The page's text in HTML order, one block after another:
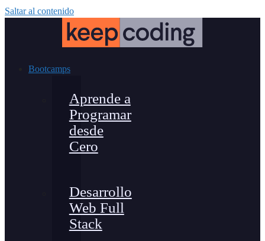
Saltar al contenido
Bootcamps
Aprende a
Programar
desde
Cero
Desarrollo
Web Full
Stack